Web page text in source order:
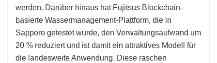
werden. Darüber hinaus hat Fujitsus Blockchain-
basierte Wassermanagement-Plattform, die in
Sapporo getestet wurde, den Verwaltungsaufwand um
20 % reduziert und ist damit ein attraktives Modell für
die landesweite Anwendung. Diese raschen